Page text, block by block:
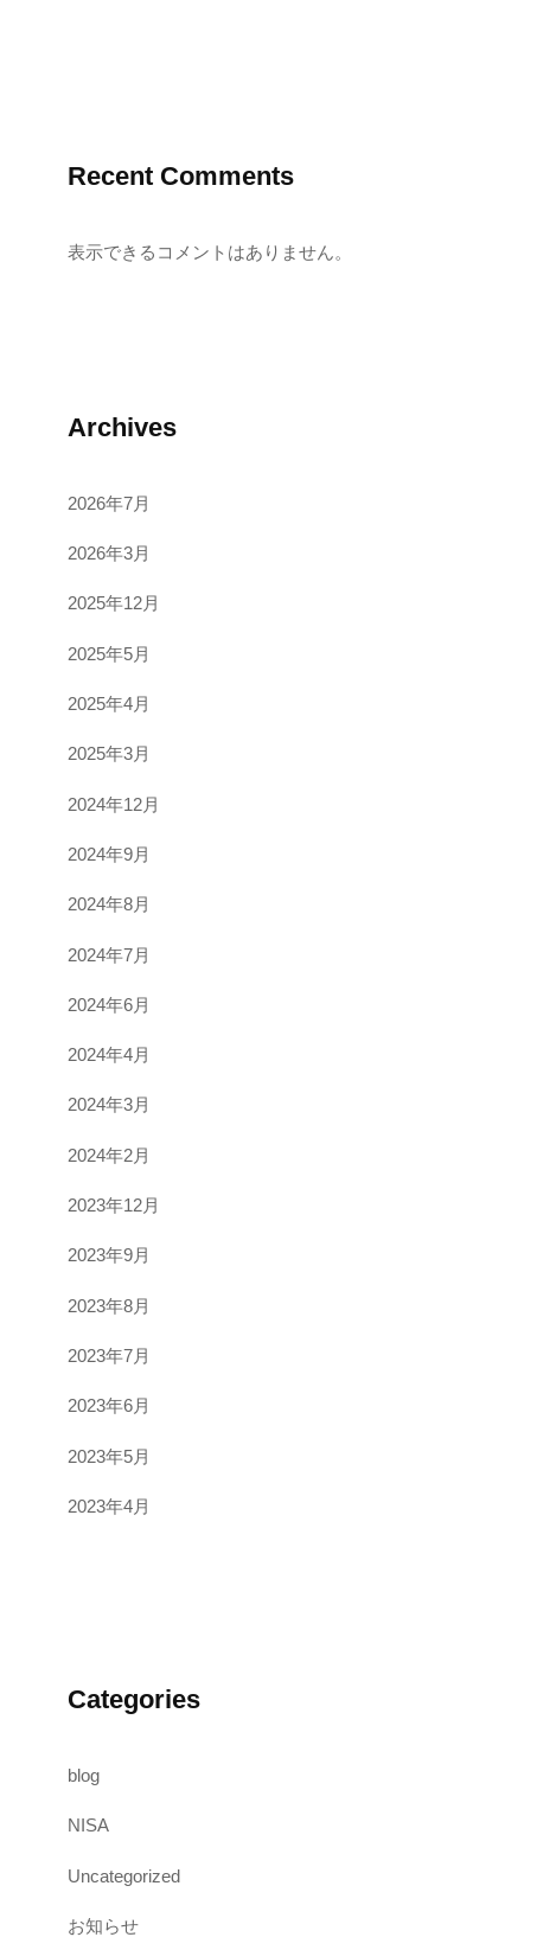
Recent Comments
表示できるコメントはありません。
Archives
2026年7月
2026年3月
2025年12月
2025年5月
2025年4月
2025年3月
2024年12月
2024年9月
2024年8月
2024年7月
2024年6月
2024年4月
2024年3月
2024年2月
2023年12月
2023年9月
2023年8月
2023年7月
2023年6月
2023年5月
2023年4月
Categories
blog
NISA
Uncategorized
お知らせ